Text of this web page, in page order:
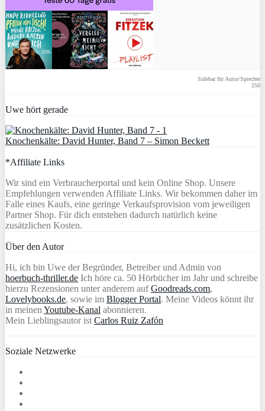
Sidebar für Autor/Sprecher
250
Uwe hört gerade
Knochenkälte: David Hunter, Band 7 – Simon Beckett
*Affiliate Links
Wir sind ein Verbraucherportal und kein Online Shop. Unsere
Empfehlungen verwenden Affiliate Links. Wir bekommen daher im
Falle eines Kaufs, eine geringe Verkaufsprovision vom jeweiligen
Partner Shop. Für dich entstehen dadurch natürlich keine
zusätzlichen Kosten.
Über den Autor
Hi, ich bin Uwe der Begründer, Betreiber und Admin von
hoerbuch-thriller.de Ich höre ca. 50 Hörbücher im Jahr und schreibe
hierzu Rezensionen unter anderem aufGoodreads.com,
Lovelybooks.de, sowie im Blogger Portal. Meine Videos könnt ihr
in meinen Youtube-Kanal abonnieren.
Mein Lieblingsautor ist Carlos Ruiz Zafón
Soziale Netzwerke